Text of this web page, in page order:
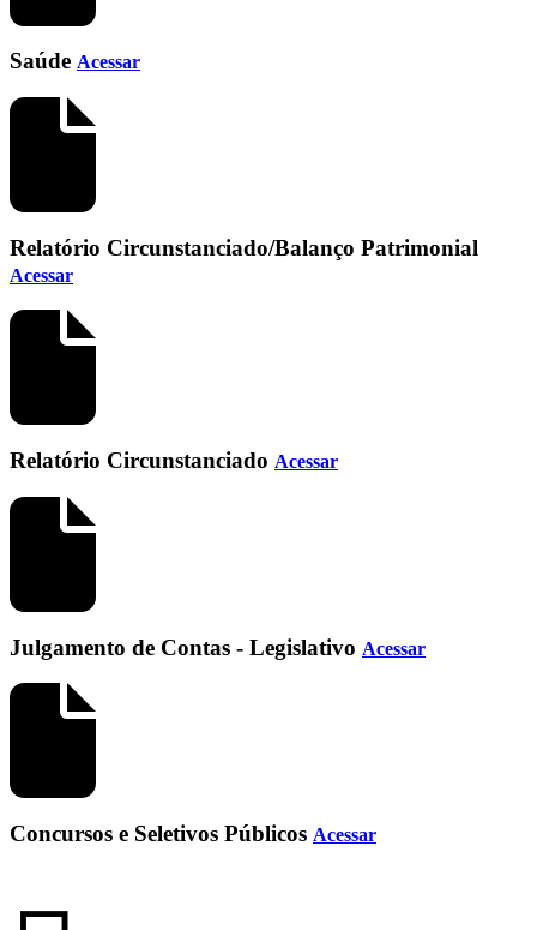
Saúde Acessar
Relatório Circunstanciado/Balanço Patrimonial
Acessar
Relatório Circunstanciado Acessar
Julgamento de Contas - Legislativo Acessar
Concursos e Seletivos Públicos Acessar